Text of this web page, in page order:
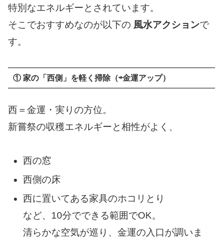
特別なエネルギーとされています。
そこでおすすめなのが以下の 風水アクションで
す。
① 家の「西側」を軽く掃除（⇨金運アップ）
西＝金運・実りの方位。
新嘗祭の収穫エネルギーと相性がよく、
西の窓
西側の床
西に置いてある家具のホコリとり
など、10分でできる範囲でOK。
清らかな空気が巡り、金運の入口が調いま